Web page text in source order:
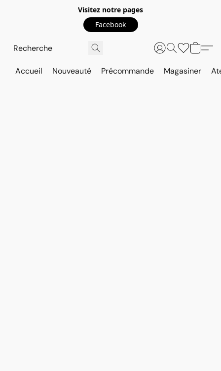
Visitez notre pages
Facebook
Accueil Nouveauté Précommande Magasiner